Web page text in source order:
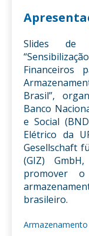
Slides de
Financeiros
Brasil”,
Banco
e Social
Elétrico da
Gesellschaft
(GIZ)
promover
brasileiro.